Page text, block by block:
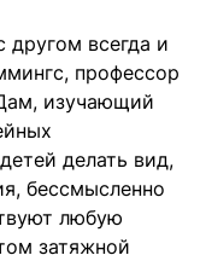
другом всегда и
профессор
изучающий
делать вид,
бессмысленно
любую
затяжной